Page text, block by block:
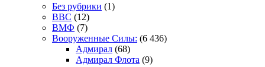
Без рубрики (1)
ВВС (12)
ВМФ (7)
Вооруженные Силы: (6 436)
Адмирал (68)
Адмирал Флота (9)